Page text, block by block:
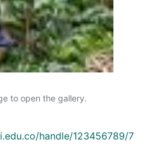
to open the gallery.
handle/123456789/7